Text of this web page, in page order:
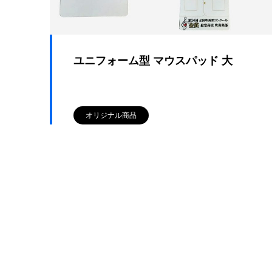
ユニフォーム型 マウスパッド 大
オリジナル商品